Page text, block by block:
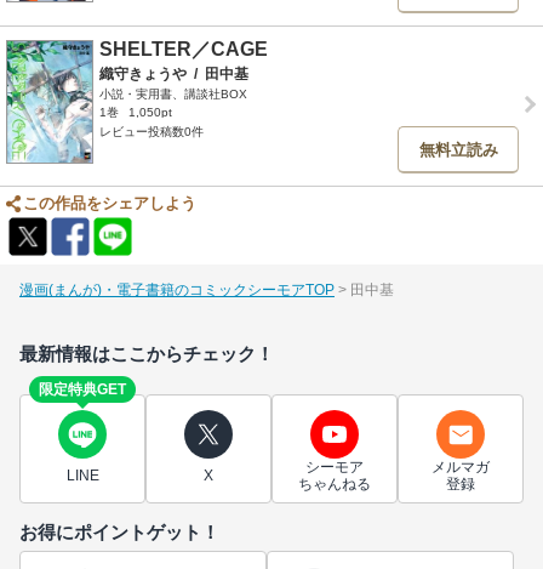
SHELTER／CAGE
織守きょうや / 田中基
小説・実用書、講談社BOX
1巻
1,050pt
レビュー投稿数0件
無料立読み
この作品をシェアしよう
漫画(まんが)・電子書籍のコミックシーモアTOP 田中基
最新情報はここからチェック！
限定特典GET
LINE X
シーモア
ちゃんねる
メルマガ
登録
お得にポイントゲット！